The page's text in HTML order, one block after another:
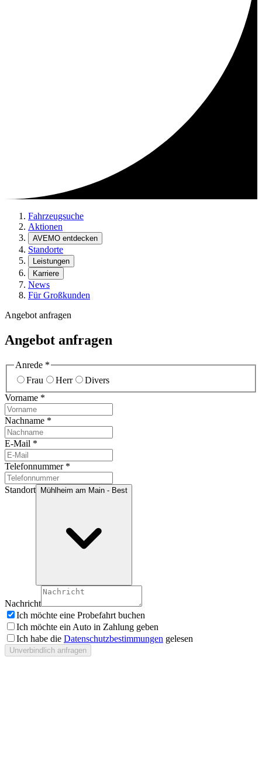
Fahrzeugsuche
Aktionen
AVEMO entdecken
Standorte
Leistungen
Karriere
News
Für Großkunden
Angebot anfragen
Angebot anfragen
Anrede *
Frau
Herr
Divers
Vorname *
Nachname *
E-Mail *
Telefonnummer*
Standort Mühlheim am Main - Best
Nachricht
Ich möchte eine Probefahrt buchen
Ich möchte ein Auto in Zahlung geben
Ich habe die Datenschutzbestimmungen gelesen
Unverbindlich anfragen